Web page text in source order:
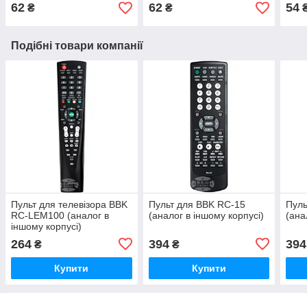
62 ₴ 62₴ 54
Подібні товари компанії
Пульт для телевізора BBK
RC-LEM100 (аналог в
іншому корпусі)
264 ₴
Купити
Пульт для BBK RC-15
(аналог в іншому корпусі)
394₴
Купити
394